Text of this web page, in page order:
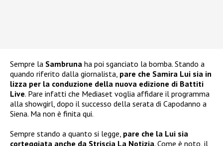
Sempre la Sambruna ha poi sganciato la bomba. Stando a
quando riferito dalla giornalista, pare che Samira Lui sia in
lizza per la conduzione della nuova edizione di Battiti
Live. Pare infatti che Mediaset voglia affidare il programma
alla showgirl, dopo il successo della serata di Capodanno a
Siena. Ma non è finita qui.
Sempre stando a quanto si legge, pare che la Lui sia
corteggiata anche da Striscia La Notizia. Come è noto, il